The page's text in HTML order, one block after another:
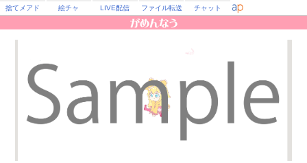
捨てメアド 絵チャ LIVE配信 ファイル転送 チャット